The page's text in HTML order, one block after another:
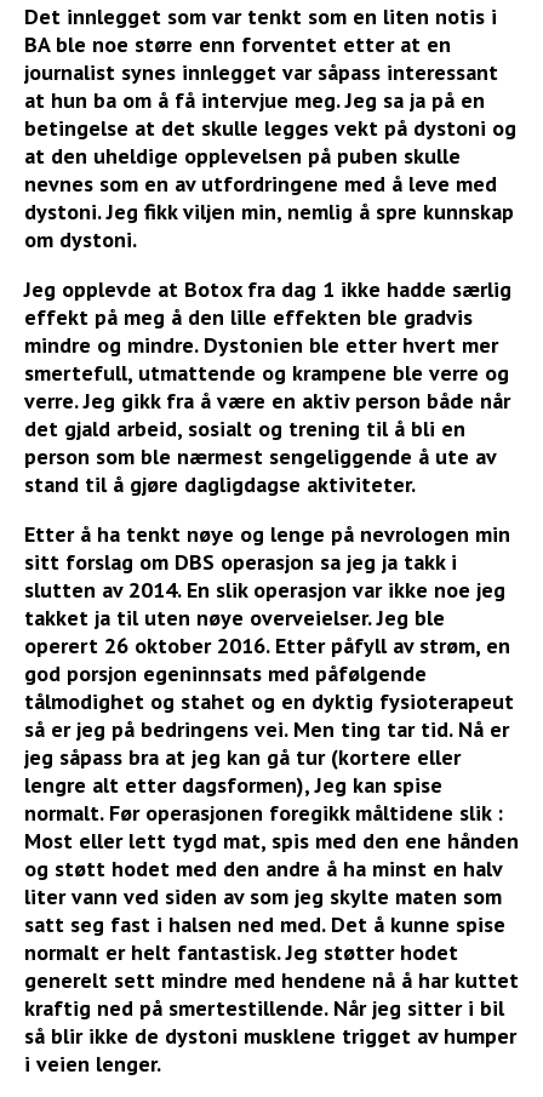
Det innlegget som var tenkt som en liten notis i
BA ble noe større enn forventet etter at en
journalist synes innlegget var såpass interessant
at hun ba om å få intervjue meg. Jeg sa ja på en
betingelse at det skulle legges vekt på dystoni og
at den uheldige opplevelsen på puben skulle
nevnes som en av utfordringene med å leve med
dystoni. Jeg fikk viljen min, nemlig å spre kunnskap
om dystoni.
Jeg opplevde at Botox fra dag 1 ikke hadde særlig
effekt på meg å den lille effekten ble gradvis
mindre og mindre. Dystonien ble etter hvert mer
smertefull, utmattende og krampene ble verre og
verre. Jeg gikk fra å være en aktiv person både når
det gjald arbeid, sosialt og trening til å bli en
person som ble nærmest sengeliggende å ute av
stand til å gjøre dagligdagse aktiviteter.
Etter å ha tenkt nøye og lenge på nevrologen min
sitt forslag om DBS operasjon sa jeg ja takk i
slutten av 2014. En slik operasjon var ikke noe jeg
takket ja til uten nøye overveielser. Jeg ble
operert 26 oktober 2016. Etter påfyll av strøm, en
god porsjon egeninnsats med påfølgende
tålmodighet og stahet og en dyktig fysioterapeut
så er jeg på bedringens vei. Men ting tar tid. Nå er
jeg såpass bra at jeg kan gå tur (kortere eller
lengre alt etter dagsformen), Jeg kan spise
normalt. Før operasjonen foregikk måltidene slik :
Most eller lett tygd mat, spis med den ene hånden
og støtt hodet med den andre å ha minst en halv
liter vann ved siden av som jeg skylte maten som
satt seg fast i halsen ned med. Det å kunne spise
normalt er helt fantastisk. Jeg støtter hodet
generelt sett mindre med hendene nå å har kuttet
kraftig ned på smertestillende. Når jeg sitter i bil
så blir ikke de dystoni musklene trigget av humper
i veien lenger.